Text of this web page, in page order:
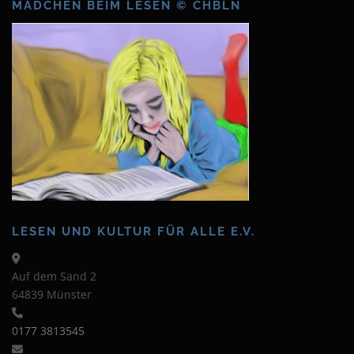
MÄDCHEN BEIM LESEN © CHBLN
LESEN UND KULTUR FÜR ALLE E.V.
Auf dem Sand 2
64839 Münster
0177 3813545